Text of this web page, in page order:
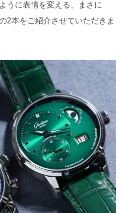
うに表情を変える、まさに
2本をご紹介させていただきま